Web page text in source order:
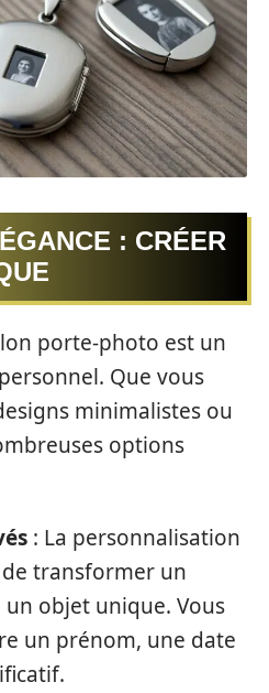
: CRÉER
porte-photo est un
Que vous
minimalistes ou
options
: La personnalisation
transformer un
objet unique. Vous
un prénom, une date